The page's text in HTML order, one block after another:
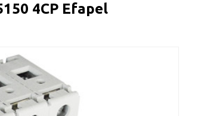
4CP Efapel